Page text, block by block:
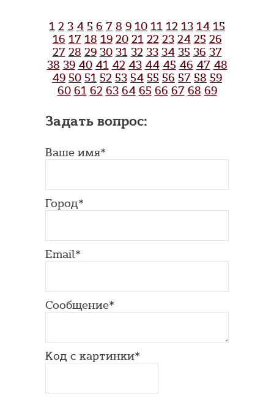
1 2 3 4 5 6 7 8 9 10 11 12 13 14 15
16 17 18 19 20 21 22 23 24 25 26
27 28 29 30 31 32 33 34 35 36 37
38 39 40 41 42 43 44 45 46 47 48
49 50 51 52 53 54 55 56 57 58 59
60 61 62 63 64 65 66 67 68 69
Задать вопрос:
Ваше имя*
Город*
Email*
Сообщение*
Код с картинки*